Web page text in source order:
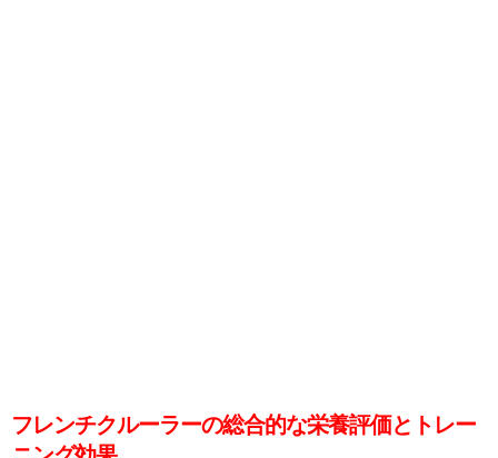
フレンチクルーラーの総合的な栄養評価とトレー